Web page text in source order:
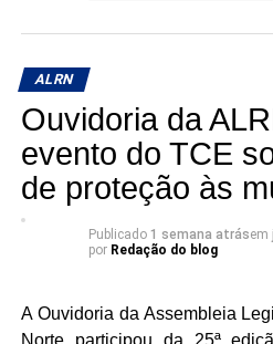
escolas da zona rural e a
educativas de saúde, como
discussões do dia.
Participaram dos
Cristiane Dantas (PSDB),
Hermano Morais (MDB) e
do Sinduscon/RN e do Coere,
de Azevedo, o presidente
Marcelo Caetano Rosado
executiva de Relações
FIERN, Ana Adalgisa Dias
Observatório da Indústria,
procurador-geral da
Guerra, e Sérgio Freire,
Legislativo e o setor
ALRN
Ouvidoria da
evento do TCE
de proteção às
Publicado 1 semana atrásem
por Redação do blog
A Ouvidoria da Assembleia
Norte participou da 25ª